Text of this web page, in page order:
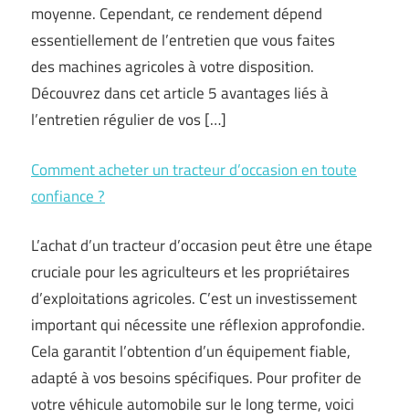
moyenne. Cependant, ce rendement dépend
essentiellement de l’entretien que vous faites
des machines agricoles à votre disposition.
Découvrez dans cet article 5 avantages liés à
l’entretien régulier de vos […]
Comment acheter un tracteur d’occasion en toute
confiance ?
L’achat d’un tracteur d’occasion peut être une étape
cruciale pour les agriculteurs et les propriétaires
d’exploitations agricoles. C’est un investissement
important qui nécessite une réflexion approfondie.
Cela garantit l’obtention d’un équipement fiable,
adapté à vos besoins spécifiques. Pour profiter de
votre véhicule automobile sur le long terme, voici